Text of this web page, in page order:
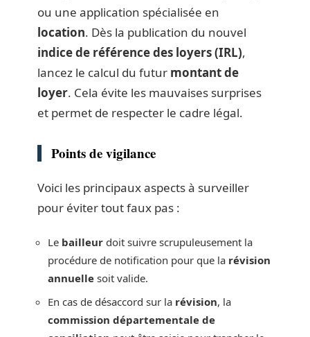
ou une application spécialisée en
location. Dès la publication du nouvel
indice de référence des loyers (IRL),
lancez le calcul du futur montant de
loyer. Cela évite les mauvaises surprises
et permet de respecter le cadre légal.
Points de vigilance
Voici les principaux aspects à surveiller
pour éviter tout faux pas :
Le bailleur doit suivre scrupuleusement la
procédure de notification pour que la révision
annuelle soit valide.
En cas de désaccord sur la révision, la
commission départementale de